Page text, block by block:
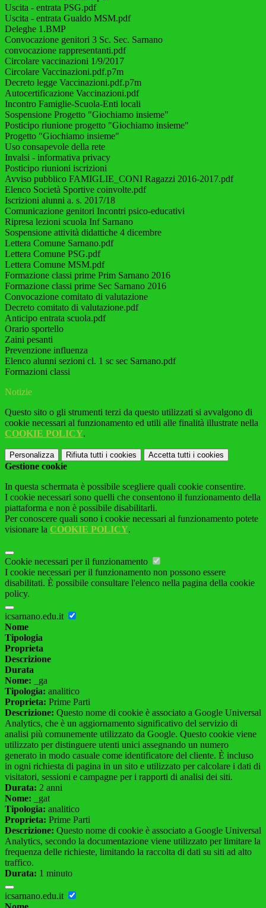
Uscita - entrata PSG.pdf
Uscita - entrata Gualdo MSM.pdf
Deleghe 1.BMP
Convocazione genitori 3 Sc. Sec. Sarnano
convocazione rappresentanti.pdf
Circolare vaccinazioni 1/9/2017
Circolare Vaccinazioni.pdf.p7m
Decreto legge Vaccinazioni.pdf.p7m
Autocertificazione Vaccinazioni.pdf
Incontro Famiglie-Scuola-Enti locali
Sospensione Progetto "Giochiamo insieme"
Posticipo riunione progetto "Giochiamo insieme"
Progetto "Giochiamo insieme"
Uso consapevole della rete
Invalsi - informativa privacy
Posticipo riunioni iscrizioni
Avviso pubblico FAMIGLIE_CONI Ragazzi 2016-2017.pdf
Elenco Società Sportive coinvolte.pdf
Iscrizioni alunni a. s. 2017/18
Comunicazione genitori Incontri psico-educativi
Ripresa lezioni scuola Inf Sarnano
Sospensione attività didattiche 4 dicembre
Lettera Comune Sarnano.pdf
Lettera Comune PSG.pdf
Lettera Comune MSM.pdf
Formazione classi prime Prim Sarnano 2016
Formazione classi prime Sec Sarnano 2016
Convocazione comitato di valutazione
Decreto comitato di valutazione.pdf
Anticipo entrata scuola.pdf
Orario sportello
Zaini pesanti
Prevenzione influenza
Elenco alunni sezioni cl. 1 sc sec Sarnano.pdf
Formazioni classi
Notizie
Questo sito o gli strumenti terzi da questo utilizzati si avvalgono di
cookie necessari al funzionamento ed utili alle finalità illustrate nella
COOKIE POLICY.
Personalizza Rifiuta tutti i cookies Accetta tutti i cookies
Gestione cookie
In questa schermata è possibile scegliere quali cookie consentire.
I cookie necessari sono quelli che consentono il funzionamento della
piattaforma e non è possibile disabilitarli.
Per conoscere quali sono i cookie necessari al funzionamento potete
visionare la COOKIE POLICY.
Cookie necessari per il funzionamento
I cookie necessari per il funzionamento non possono essere
disabilitati. È possibile consultare l'elenco nella pagina della cookie
policy.
icsarnano.edu.it
Nome
Tipologia
Proprieta
Descrizione
Durata
Nome: _ga
Tipologia: analitico
Proprieta: Prime Parti
Descrizione: Questo nome di cookie è associato a Google Universal
Analytics, che è un aggiornamento significativo del servizio di
analisi più comunemente utilizzato da Google. Questo cookie viene
utilizzato per distinguere utenti unici assegnando un numero
generato in modo casuale come identificatore del cliente. È incluso
in ogni richiesta di pagina in un sito e utilizzato per calcolare i dati di
visitatori, sessioni e campagne per i rapporti di analisi dei siti.
Durata: 2 anni
Nome: _gat
Tipologia: analitico
Proprieta: Prime Parti
Descrizione: Questo nome di cookie è associato a Google Universal
Analytics, secondo la documentazione viene utilizzato per limitare la
frequenza delle richieste, limitando la raccolta di dati su siti ad alto
traffico.
Durata: 1 minuto
icsarnano.edu.it